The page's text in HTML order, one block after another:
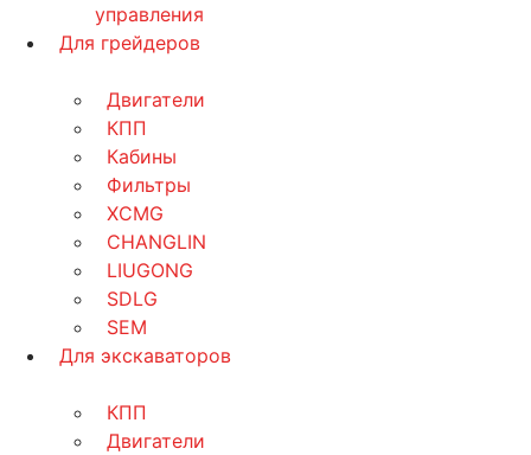
управления
Для грейдеров
Двигатели
КПП
Кабины
Фильтры
XCMG
CHANGLIN
LIUGONG
SDLG
SEM
Для экскаваторов
КПП
Двигатели